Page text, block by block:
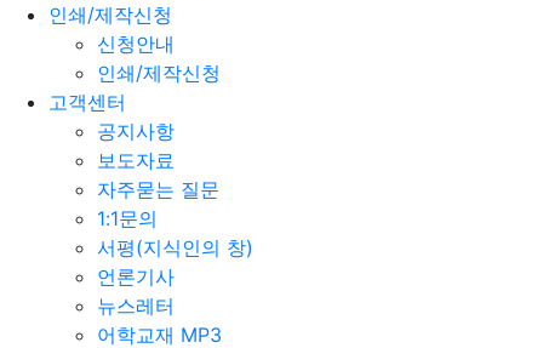
인쇄/제작신청
신청안내
인쇄/제작신청
고객센터
공지사항
보도자료
자주묻는 질문
1:1문의
서평(지식인의 창)
언론기사
뉴스레터
어학교재 MP3